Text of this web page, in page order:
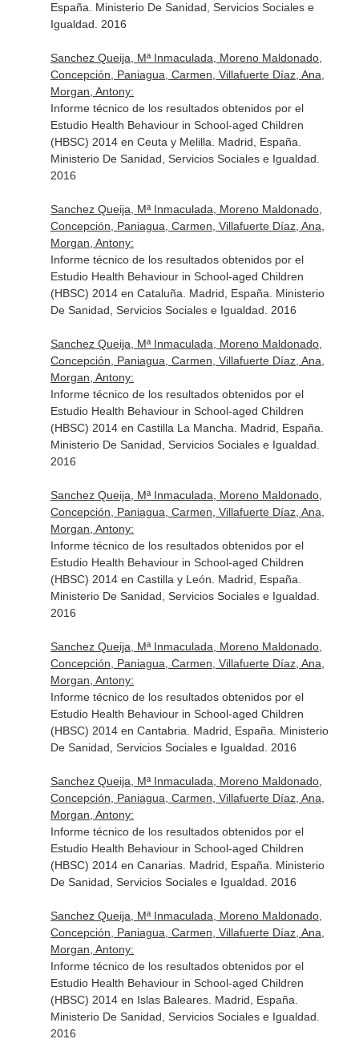
España. Ministerio De Sanidad, Servicios Sociales e
Igualdad. 2016
Sanchez Queija, Mª Inmaculada, Moreno Maldonado,
Concepción, Paniagua, Carmen, Villafuerte Díaz, Ana,
Morgan, Antony:
Informe técnico de los resultados obtenidos por el
Estudio Health Behaviour in School-aged Children
(HBSC) 2014 en Ceuta y Melilla. Madrid, España.
Ministerio De Sanidad, Servicios Sociales e Igualdad.
2016
Sanchez Queija, Mª Inmaculada, Moreno Maldonado,
Concepción, Paniagua, Carmen, Villafuerte Díaz, Ana,
Morgan, Antony:
Informe técnico de los resultados obtenidos por el
Estudio Health Behaviour in School-aged Children
(HBSC) 2014 en Cataluña. Madrid, España. Ministerio
De Sanidad, Servicios Sociales e Igualdad. 2016
Sanchez Queija, Mª Inmaculada, Moreno Maldonado,
Concepción, Paniagua, Carmen, Villafuerte Díaz, Ana,
Morgan, Antony:
Informe técnico de los resultados obtenidos por el
Estudio Health Behaviour in School-aged Children
(HBSC) 2014 en Castilla La Mancha. Madrid, España.
Ministerio De Sanidad, Servicios Sociales e Igualdad.
2016
Sanchez Queija, Mª Inmaculada, Moreno Maldonado,
Concepción, Paniagua, Carmen, Villafuerte Díaz, Ana,
Morgan, Antony:
Informe técnico de los resultados obtenidos por el
Estudio Health Behaviour in School-aged Children
(HBSC) 2014 en Castilla y León. Madrid, España.
Ministerio De Sanidad, Servicios Sociales e Igualdad.
2016
Sanchez Queija, Mª Inmaculada, Moreno Maldonado,
Concepción, Paniagua, Carmen, Villafuerte Díaz, Ana,
Morgan, Antony:
Informe técnico de los resultados obtenidos por el
Estudio Health Behaviour in School-aged Children
(HBSC) 2014 en Cantabria. Madrid, España. Ministerio
De Sanidad, Servicios Sociales e Igualdad. 2016
Sanchez Queija, Mª Inmaculada, Moreno Maldonado,
Concepción, Paniagua, Carmen, Villafuerte Díaz, Ana,
Morgan, Antony:
Informe técnico de los resultados obtenidos por el
Estudio Health Behaviour in School-aged Children
(HBSC) 2014 en Canarias. Madrid, España. Ministerio
De Sanidad, Servicios Sociales e Igualdad. 2016
Sanchez Queija, Mª Inmaculada, Moreno Maldonado,
Concepción, Paniagua, Carmen, Villafuerte Díaz, Ana,
Morgan, Antony:
Informe técnico de los resultados obtenidos por el
Estudio Health Behaviour in School-aged Children
(HBSC) 2014 en Islas Baleares. Madrid, España.
Ministerio De Sanidad, Servicios Sociales e Igualdad.
2016